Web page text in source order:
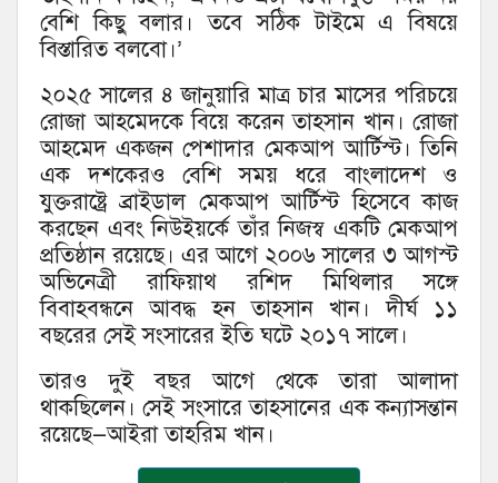
বেশি কিছু বলার। তবে সঠিক টাইমে এ বিষয়ে
বিস্তারিত বলবো।’
২০২৫ সালের ৪ জানুয়ারি মাত্র চার মাসের পরিচয়ে
রোজা আহমেদকে বিয়ে করেন তাহসান খান। রোজা
আহমেদ একজন পেশাদার মেকআপ আর্টিস্ট। তিনি
এক দশকেরও বেশি সময় ধরে বাংলাদেশ ও
যুক্তরাষ্ট্রে ব্রাইডাল মেকআপ আর্টিস্ট হিসেবে কাজ
করছেন এবং নিউইয়র্কে তাঁর নিজস্ব একটি মেকআপ
প্রতিষ্ঠান রয়েছে। এর আগে ২০০৬ সালের ৩ আগস্ট
অভিনেত্রী রাফিয়াথ রশিদ মিথিলার সঙ্গে
বিবাহবন্ধনে আবদ্ধ হন তাহসান খান। দীর্ঘ ১১
বছরের সেই সংসারের ইতি ঘটে ২০১৭ সালে।
তারও দুই বছর আগে থেকে তারা আলাদা
থাকছিলেন। সেই সংসারে তাহসানের এক কন্যাসন্তান
রয়েছে—আইরা তাহরিম খান।